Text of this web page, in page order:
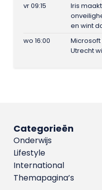
vr 09:15
Iris
en wint
wo 16:00
Microsoft
Utrecht
Categorieën
Onderwijs
Lifestyle
International
Themapagina’s